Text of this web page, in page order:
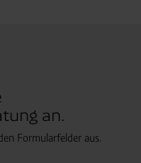
an.
Formularfelder aus.